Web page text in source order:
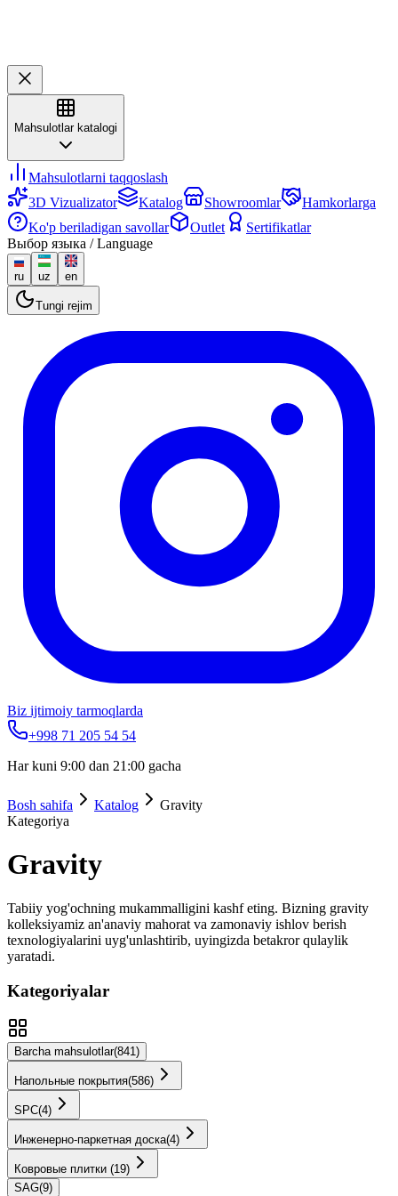
Mahsulotlar katalogi
Mahsulotlarni taqqoslash
3D Vizualizator
Katalog Showroomlar
Hamkorlarga
Ko'p beriladigan savollar
Outlet
Sertifikatlar
Выбор языка / Language
ru uz en
Tungi rejim
Biz ijtimoiy tarmoqlarda
+998 71 205 54 54
Har kuni 9:00 dan 21:00 gacha
Bosh sahifa Katalog
Gravity
Kategoriya
Gravity
Tabiiy yog'ochning mukammalligini kashf eting. Bizning gravity
kolleksiyamiz an'anaviy mahorat va zamonaviy ishlov berish
texnologiyalarini uyg'unlashtirib, uyingizda betakror qulaylik
yaratadi.
Kategoriyalar
Barcha mahsulotlar(841)
Напольные покрытия(586)
SPС(4)
Инженерно-паркетная доска(4)
Ковровые плитки (19)
SAG(9)